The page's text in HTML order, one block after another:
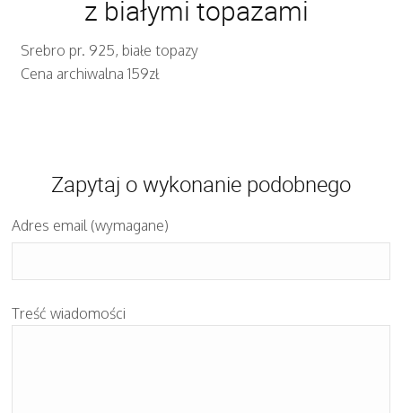
z białymi topazami
Srebro pr. 925, białe topazy
Cena archiwalna 159zł
Zapytaj o wykonanie podobnego
Adres email (wymagane)
Treść wiadomości